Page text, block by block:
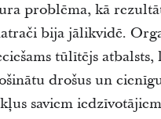
problēma, kā
bija jālikvidē.
tūlītējs atbalsts,
drošus un
saviem